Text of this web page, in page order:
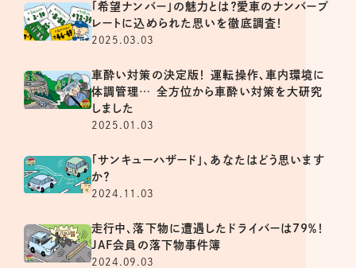
「希望ナンバー」の魅力とは？愛車のナンバープ
レートに込められた思いを徹底調査！
2025.03.03
車酔い対策の決定版！ 運転操作、車内環境に
体調管理… 全方位から車酔い対策を大研究
しました
2025.01.03
「サンキューハザード」、あなたはどう思います
か？
2024.11.03
走行中、落下物に遭遇したドライバーは79％！
JAF会員の落下物事件簿
2024.09.03